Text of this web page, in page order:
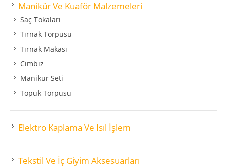
Manikür Ve Kuaför Malzemeleri
Saç Tokaları
Tırnak Törpüsü
Tırnak Makası
Cımbız
Manikür Seti
Topuk Törpüsü
Elektro Kaplama Ve Isıl İşlem
Tekstil Ve İç Giyim Aksesuarları